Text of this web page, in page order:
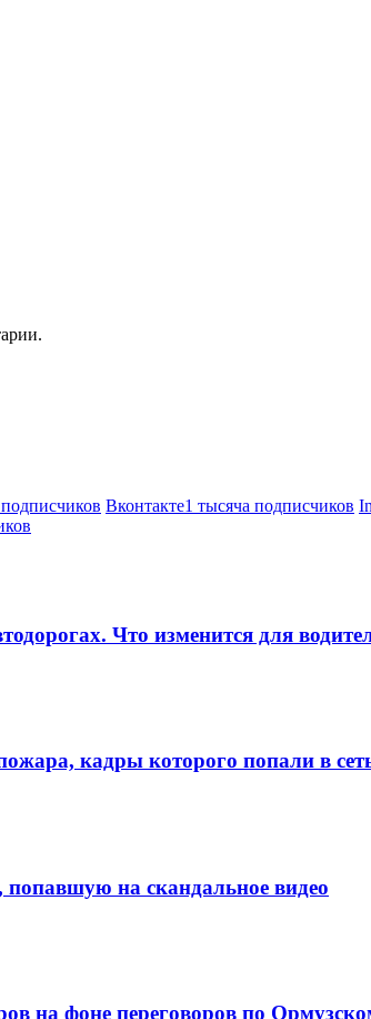
Вконтакте1 тысяча подписчиков
Что изменится для
кадры которого попали в
на скандальное видео
на фоне переговоров по